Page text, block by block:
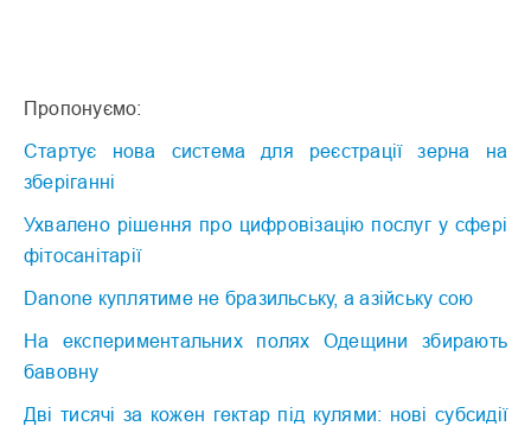
Пропонуємо:
Стартує нова система для реєстрації зерна на
зберіганні
Ухвалено рішення про цифровізацію послуг у сфері
фітосанітарії
Danone куплятиме не бразильську, а азійську сою
На експериментальних полях Одещини збирають
бавовну
Дві тисячі за кожен гектар під кулями: нові субсидії